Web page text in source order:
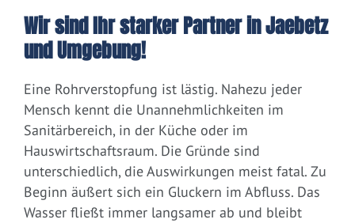
Wir sind Ihr starker Partner in Jaebetz
und Umgebung!
Eine Rohrverstopfung ist lästig. Nahezu jeder
Mensch kennt die Unannehmlichkeiten im
Sanitärbereich, in der Küche oder im
Hauswirtschaftsraum. Die Gründe sind
unterschiedlich, die Auswirkungen meist fatal. Zu
Beginn äußert sich ein Gluckern im Abfluss. Das
Wasser fließt immer langsamer ab und bleibt